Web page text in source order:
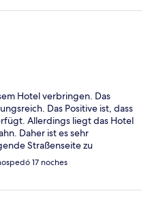
Hotel verbringen. Das
Das Positive ist, dass
Allerdings liegt das Hotel
Daher ist es sehr
Straßenseite zu
Minuten zu Fuß entfernt.
17 noches